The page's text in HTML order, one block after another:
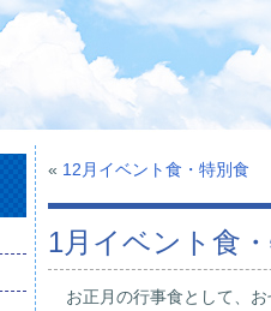
« 12月イベント食・特別食
1月イベント食
お正月の行事食として、